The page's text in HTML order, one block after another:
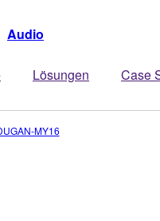
Audio
Lösungen Case
MY16